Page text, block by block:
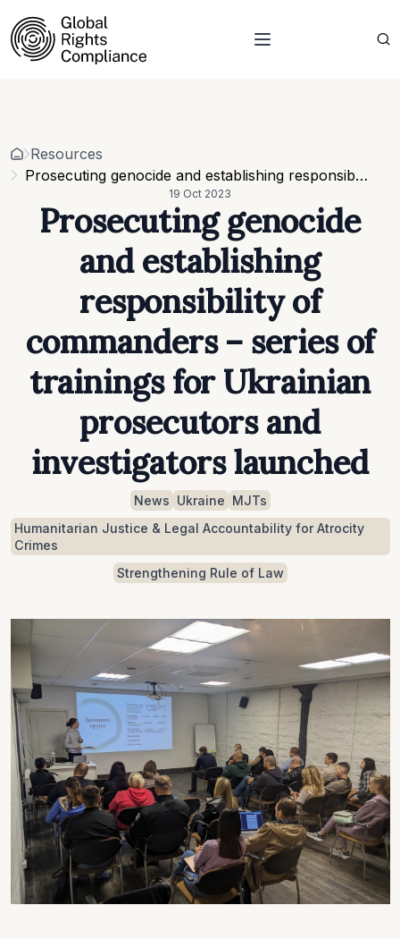
Related organisations
Strategic Pillars & Cross Cutting Thematic Hubs
Annual Reports
Our vacancies
Requests for proposals
Events
Contacts
Resources
Prosecuting genocide and establishing responsibility of commanders – series of trainings for Ukrainian prosecutors and investigators launched
19 Oct 2023
Prosecuting genocide
and establishing
responsibility of
commanders – series of
trainings for Ukrainian
prosecutors and
investigators launched
News Ukraine MJTs
Humanitarian Justice & Legal Accountability for Atrocity
Crimes
Strengthening Rule of Law